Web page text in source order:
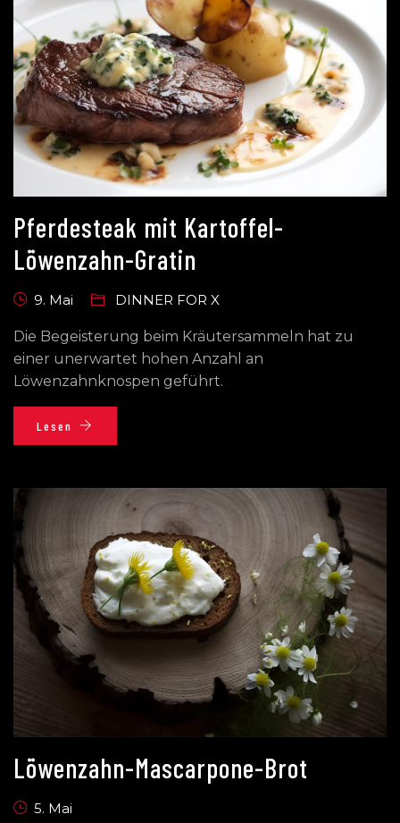
Pferdesteak mit Kartoffel-
Löwenzahn-Gratin
9. Mai DINNER FOR X
Die Begeisterung beim Kräutersammeln hat zu
einer unerwartet hohen Anzahl an
Löwenzahnknospen geführt.
Lesen
Löwenzahn-Mascarpone-Brot
5. Mai